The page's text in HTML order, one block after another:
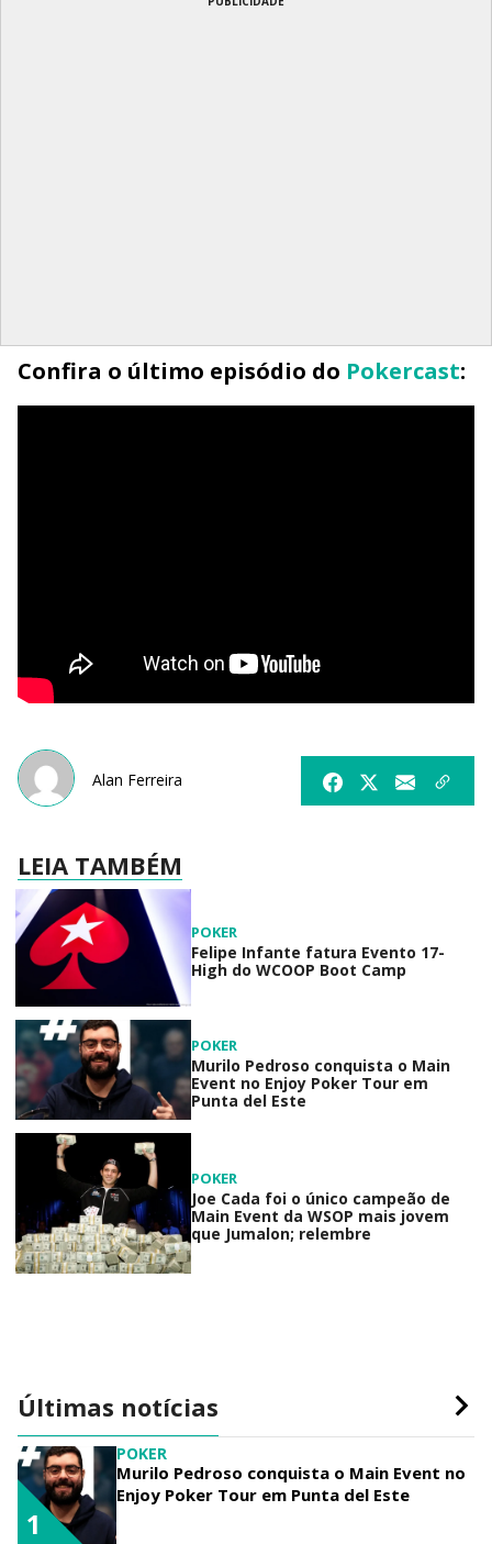
Confira o último episódio do Pokercast:
Alan Ferreira
LEIA TAMBÉM
POKER
Felipe Infante fatura Evento 17-
High do WCOOP Boot Camp
POKER
Murilo Pedroso conquista o Main
Event no Enjoy Poker Tour em
Punta del Este
POKER
Joe Cada foi o único campeão de
Main Event da WSOP mais jovem
que Jumalon; relembre
Últimas notícias
POKER
Murilo Pedroso conquista o Main Event no
Enjoy Poker Tour em Punta del Este
1